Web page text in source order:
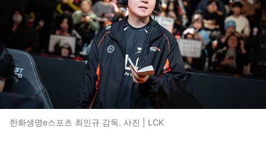
한화생명e스포츠 최인규 감독. 사진 | LCK